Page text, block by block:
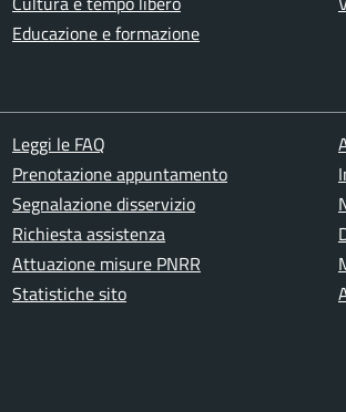
Educazione e formazione
Leggi le FAQ
Prenotazione appuntamento
Segnalazione disservizio
Richiesta assistenza
Attuazione misure PNRR
Statistiche sito